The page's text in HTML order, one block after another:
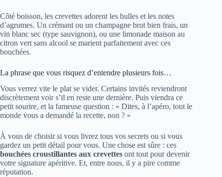
Côté boisson, les crevettes adorent les bulles et les notes
d’agrumes. Un crémant ou un champagne brut bien frais, un
vin blanc sec (type sauvignon), ou une limonade maison au
citron vert sans alcool se marient parfaitement avec ces
bouchées.
La phrase que vous risquez d’entendre plusieurs fois…
Vous verrez vite le plat se vider. Certains invités reviendront
discrètement voir s’il en reste une dernière. Puis viendra ce
petit sourire, et la fameuse question : « Dites, à l’apéro, tout le
monde vous a demandé la recette, non ? »
À vous de choisir si vous livrez tous vos secrets ou si vous
gardez un petit détail pour vous. Une chose est sûre : ces
bouchées croustillantes aux crevettes ont tout pour devenir
votre signature apéritive. Et, entre nous, il y a pire comme
réputation.